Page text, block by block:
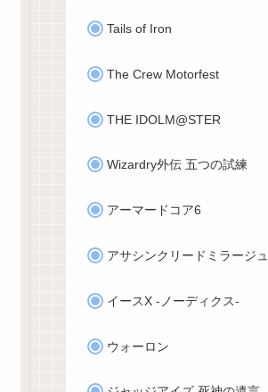
Tails of Iron
The Crew Motorfest
THE IDOLM@STER
Wizardry外伝 五つの試練
アーマードコア6
アサシンクリードミラージュ
イースX -ノーディクス-
ウォーロン